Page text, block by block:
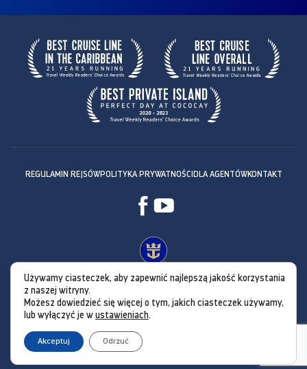
REGULAMIN REJSÓWPOLITYKA PRYWATNOŚCI DLA AGENTÓWKONTAKT
Używamy ciasteczek, aby zapewnić najlepszą jakość korzystania
z naszej witryny.
Możesz dowiedzieć się więcej o tym, jakich ciasteczek używamy,
lub wyłączyć je w ustawieniach.
Akceptuj Odrzuć